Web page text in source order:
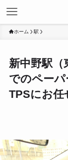
ホーム 駅
新中野駅（
でのペー
TPSにお任